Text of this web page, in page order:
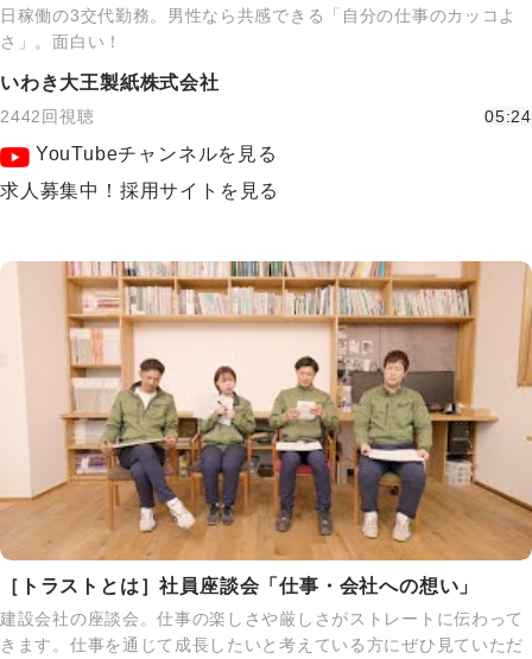
日稼働の3交代勤務。男性なら共感できる「自分の仕事のカッコよ
さ」。面白い！
いわき大王製紙株式会社
2442回視聴 05:24
YouTubeチャンネルを見る
求人募集中！採用サイトを見る
［トラストとは］社員座談会「仕事・会社への想い」
建設会社の座談会。仕事の楽しさや厳しさがストレートに伝わって
きます。仕事を通じて成長したいと考えている方にぜひ見ていただ